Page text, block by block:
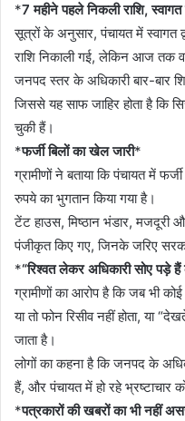
*7 महीने पहले निकली राशि,
सूत्रों के अनुसार, पंचायत में स्वागत
राशि निकाली गई, लेकिन आज तक
जनपद स्तर के अधिकारी बार-बार
जिससे यह साफ जाहिर होता है कि
चुकी हैं।
*फर्जी बिलों का खेल जारी*
ग्रामीणों ने बताया कि पंचायत में
रुपये का भुगतान किया गया है।
टेंट हाउस, मिष्ठान भंडार, मजदूरी
पंजीकृत किए गए, जिनके जरिए
*“रिश्वत लेकर अधिकारी सोए पड़े
ग्रामीणों का आरोप है कि जब भी
या तो फोन रिसीव नहीं होता, या
जाता है।
लोगों का कहना है कि जनपद के
हैं, और पंचायत में हो रहे
*पत्रकारों की खबरों का भी नहीं